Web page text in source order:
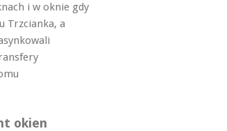
i w oknie gdy
Trzcianka, a
okien